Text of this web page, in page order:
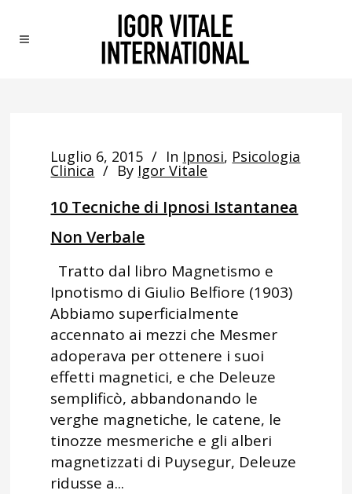
Luglio 6, 2015 In Ipnosi, Psicologia
Clinica By Igor Vitale
10 Tecniche di Ipnosi Istantanea
Non Verbale
Tratto dal libro Magnetismo e
Ipnotismo di Giulio Belfiore (1903)
Abbiamo superficialmente
accennato ai mezzi che Mesmer
adoperava per ottenere i suoi
effetti magnetici, e che Deleuze
semplificò, abbandonando le
verghe magnetiche, le catene, le
tinozze mesmeriche e gli alberi
magnetizzati di Puysegur, Deleuze
ridusse a...